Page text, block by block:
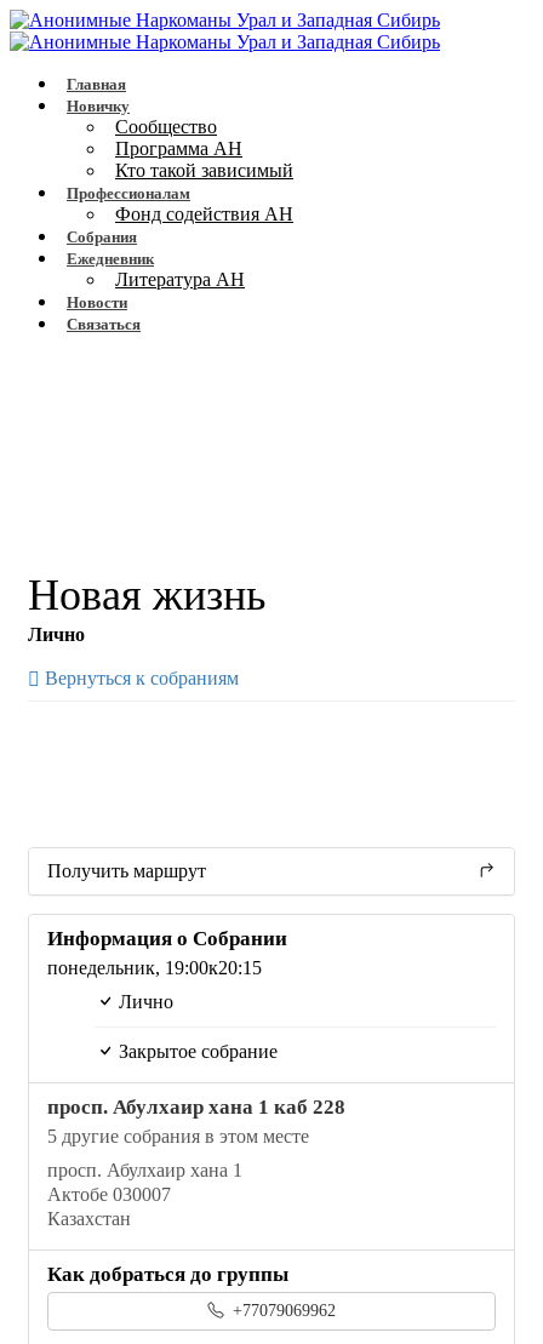
Главная
Новичку
Сообщество
Программа АН
Кто такой зависимый
Профессионалам
Фонд содействия АН
Собрания
Ежедневник
Литература АН
Новости
Связаться
Новая жизнь
Лично
Вернуться к собраниям
Получить маршрут
Информация о Собрании
понедельник, 19:00к20:15
Лично
Закрытое собрание
просп. Абулхаир хана 1 каб 228
5 другие собрания в этом месте
просп. Абулхаир хана 1
Актобе 030007
Казахстан
Как добраться до группы
+77079069962